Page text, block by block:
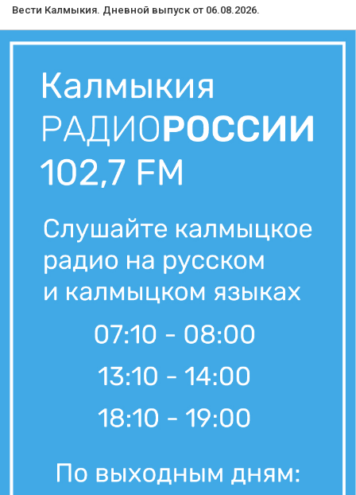
Вести Калмыкия. Дневной выпуск от 06.08.2026.